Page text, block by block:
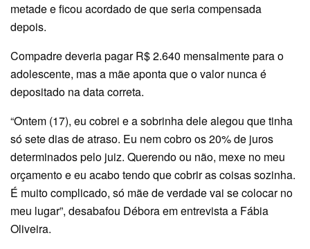
metade e ficou acordado de que seria compensada
depois.
Compadre deveria pagar R$ 2.640 mensalmente para o
adolescente, mas a mãe aponta que o valor nunca é
depositado na data correta.
“Ontem (17), eu cobrei e a sobrinha dele alegou que tinha
só sete dias de atraso. Eu nem cobro os 20% de juros
determinados pelo juiz. Querendo ou não, mexe no meu
orçamento e eu acabo tendo que cobrir as coisas sozinha.
É muito complicado, só mãe de verdade vai se colocar no
meu lugar”, desabafou Débora em entrevista a Fábia
Oliveira.